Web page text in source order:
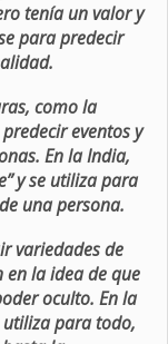
tenía un valor y
para predecir
como la
eventos y
En la India,
y se utiliza para
una persona.
variedades de
en la idea de que
oculto. En la
para todo,